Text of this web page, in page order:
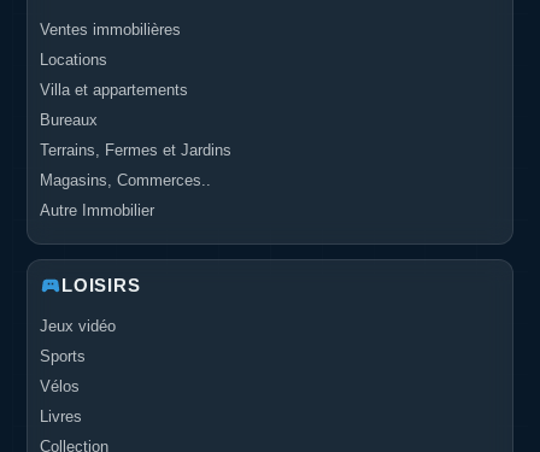
Ventes immobilières
Locations
Villa et appartements
Bureaux
Terrains, Fermes et Jardins
Magasins, Commerces..
Autre Immobilier
LOISIRS
Jeux vidéo
Sports
Vélos
Livres
Collection